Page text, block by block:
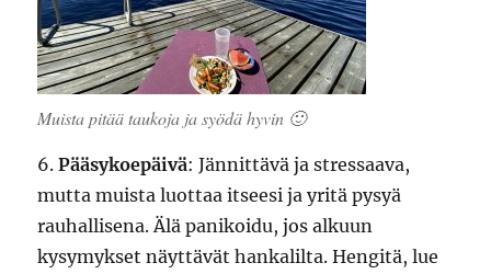
Muista pitää taukoja ja syödä hyvin 🙂
6.Pääsykoepäivä: Jännittävä ja stressaava,
mutta muista luottaa itseesi ja yritä pysyä
rauhallisena. Älä panikoidu, jos alkuun
kysymykset näyttävät hankalilta. Hengitä, lue